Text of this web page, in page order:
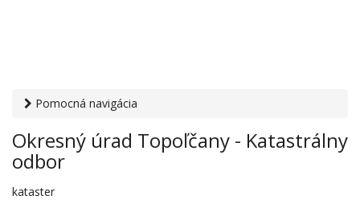
Pomocná navigácia
odbor)› Okresný úrad Topoľčany - Katastrálny odbor
Okresný úrad Topoľčany - Katastrálny
odbor
kataster